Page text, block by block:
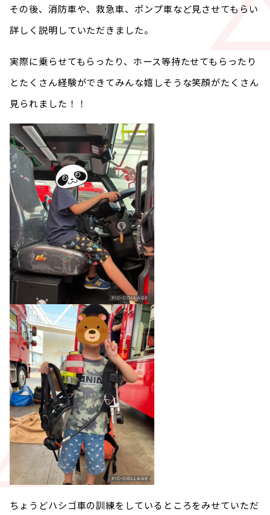
その後、消防車や、救急車、ポンプ車など見させてもらい
詳しく説明していただきました。
実際に乗らせてもらったり、ホース等持たせてもらったり
とたくさん経験ができてみんな嬉しそうな笑顔がたくさん
見られました！！
ちょうどハシゴ車の訓練をしているところをみせていただ